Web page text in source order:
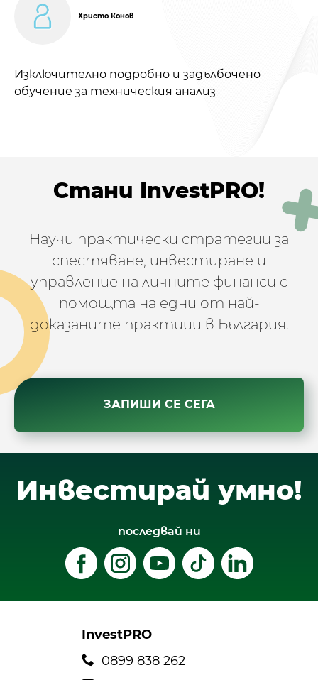
Христо Конов
Изключително подробно и задълбочено
обучение за техническия анализ
Стани InvestPRO!
Научи практически стратегии за
спестяване, инвестиране и
управление на личните финанси с
помощта на едни от най-
доказаните практици в България.
ЗАПИШИ СЕ СЕГА
Инвестирай умно!
последвай ни
InvestPRO
0899 838 262